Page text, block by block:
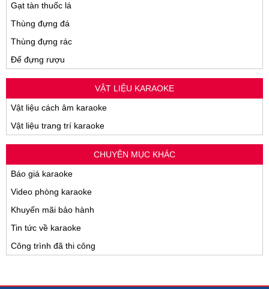
Gạt tàn thuốc lá
Thùng đựng đá
Thùng đựng rác
Đế đựng rượu
VẬT LIỆU KARAOKE
Vật liệu cách âm karaoke
Vật liệu trang trí karaoke
CHUYÊN MỤC KHÁC
Báo giá karaoke
Video phòng karaoke
Khuyến mãi bảo hành
Tin tức về karaoke
Công trình đã thi công